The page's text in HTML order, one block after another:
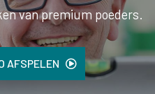
van premium poeders.
AFSPELEN